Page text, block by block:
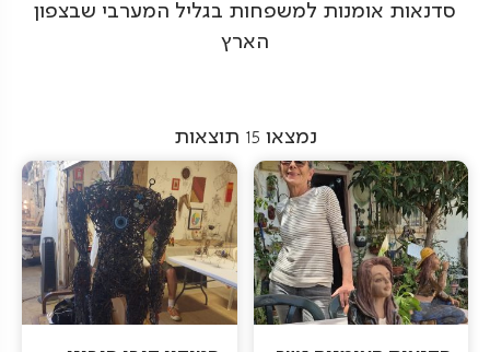
סדנאות אומנות למשפחות בגליל המערבי שבצפון
הארץ
נמצאו 15 תוצאות